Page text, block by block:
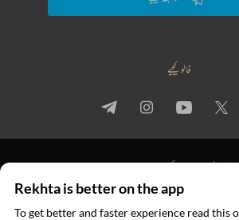
فالو کیجیے
© 2026 Rekhta™ Foundation. All rights
Rekhta is better on the app
To get better and faster experience read this